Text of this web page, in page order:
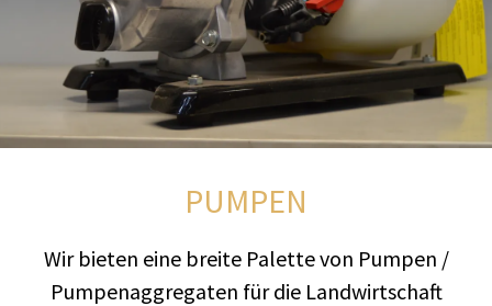
PUMPEN
Wir bieten eine breite Palette von Pumpen /
Pumpenaggregaten für die Landwirtschaft